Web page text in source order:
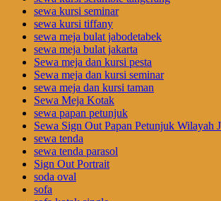
sewa kursi seminar
sewa kursi tiffany
sewa meja bulat jabodetabek
sewa meja bulat jakarta
Sewa meja dan kursi pesta
Sewa meja dan kursi seminar
sewa meja dan kursi taman
Sewa Meja Kotak
sewa papan petunjuk
Sewa Sign Out Papan Petunjuk Wilayah
sewa tenda
sewa tenda parasol
Sign Out Portrait
soda oval
sofa